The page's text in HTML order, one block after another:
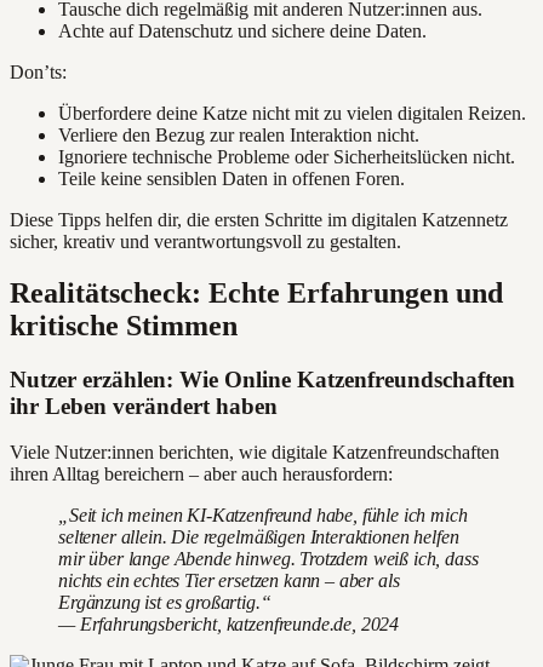
Tausche dich regelmäßig mit anderen Nutzer:innen aus.
Achte auf Datenschutz und sichere deine Daten.
Don’ts:
Überfordere deine Katze nicht mit zu vielen digitalen Reizen.
Verliere den Bezug zur realen Interaktion nicht.
Ignoriere technische Probleme oder Sicherheitslücken nicht.
Teile keine sensiblen Daten in offenen Foren.
Diese Tipps helfen dir, die ersten Schritte im digitalen Katzennetz
sicher, kreativ und verantwortungsvoll zu gestalten.
Realitätscheck: Echte Erfahrungen und
kritische Stimmen
Nutzer erzählen: Wie Online Katzenfreundschaften
ihr Leben verändert haben
Viele Nutzer:innen berichten, wie digitale Katzenfreundschaften
ihren Alltag bereichern – aber auch herausfordern:
„Seit ich meinen KI-Katzenfreund habe, fühle ich mich
seltener allein. Die regelmäßigen Interaktionen helfen
mir über lange Abende hinweg. Trotzdem weiß ich, dass
nichts ein echtes Tier ersetzen kann – aber als
Ergänzung ist es großartig.“
— Erfahrungsbericht, katzenfreunde.de, 2024